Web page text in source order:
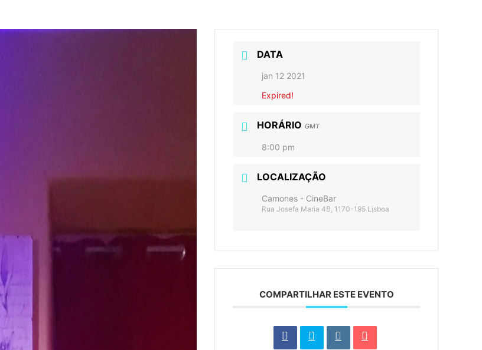
DATA
jan 12 2021
Expired!
HORÁRIO GMT
8:00 pm
LOCALIZAÇÃO
Camones - CineBar
Rua Josefa Maria 4B, 1170-195 Lisboa
COMPARTILHAR ESTE EVENTO